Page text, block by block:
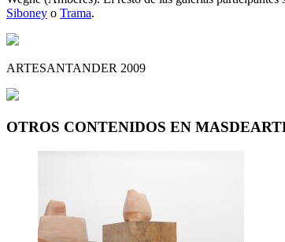
Siboney o Trama.
ARTESANTANDER 2009
OTROS CONTENIDOS EN